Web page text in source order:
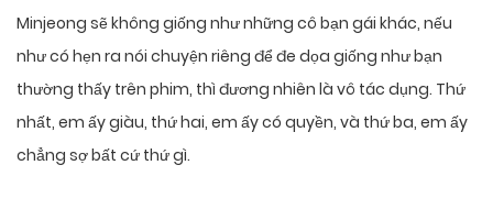
Minjeong sẽ không giống như những cô bạn gái khác, nếu
như có hẹn ra nói chuyện riêng để đe dọa giống như bạn
thường thấy trên phim, thì đương nhiên là vô tác dụng. Thứ
nhất, em ấy giàu, thứ hai, em ấy có quyền, và thứ ba, em ấy
chẳng sợ bất cứ thứ gì.